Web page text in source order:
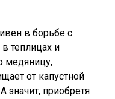
в борьбе с
теплицах и
медяницу,
от капустной
значит, приобретя